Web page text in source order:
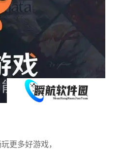
更多好游戏，